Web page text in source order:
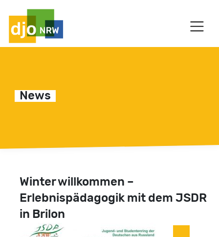
News
Winter willkommen –
Erlebnispädagogik mit dem JSDR
in Brilon